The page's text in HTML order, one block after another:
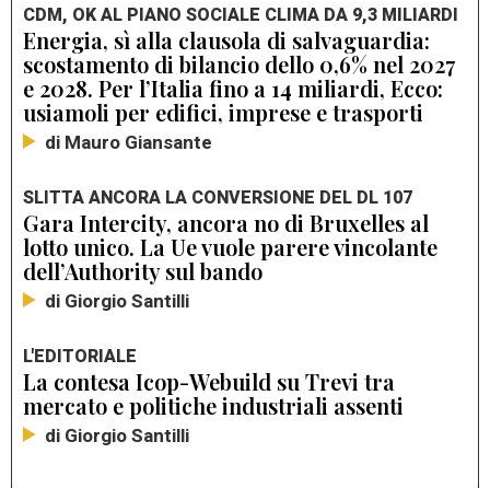
CDM, OK AL PIANO SOCIALE CLIMA DA 9,3 MILIARDI
Energia, sì alla clausola di salvaguardia:
scostamento di bilancio dello 0,6% nel 2027
e 2028. Per l’Italia fino a 14 miliardi, Ecco:
usiamoli per edifici, imprese e trasporti
di Mauro Giansante
SLITTA ANCORA LA CONVERSIONE DEL DL 107
Gara Intercity, ancora no di Bruxelles al
lotto unico. La Ue vuole parere vincolante
dell’Authority sul bando
di Giorgio Santilli
L'EDITORIALE
La contesa Icop-Webuild su Trevi tra
mercato e politiche industriali assenti
di Giorgio Santilli